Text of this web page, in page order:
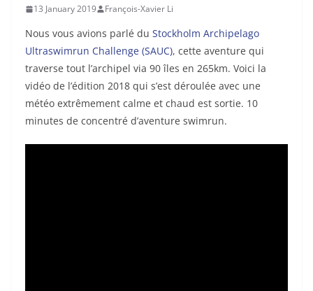
13 January 2019 François-Xavier Li
Nous vous avions parlé du Stockholm Archipelago
Ultraswimrun Challenge (SAUC), cette aventure qui
traverse tout l’archipel via 90 îles en 265km. Voici la
vidéo de l’édition 2018 qui s’est déroulée avec une
météo extrêmement calme et chaud est sortie. 10
minutes de concentré d’aventure swimrun.